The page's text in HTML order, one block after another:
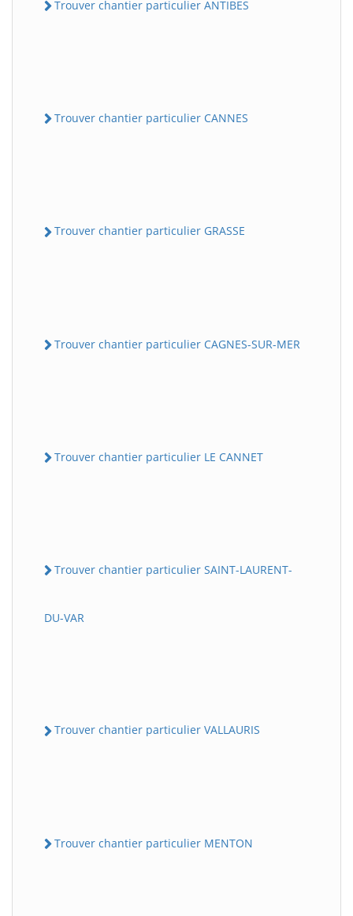
Trouver chantier particulier ANTIBES
Trouver chantier particulier CANNES
Trouver chantier particulier GRASSE
Trouver chantier particulier CAGNES-SUR-MER
Trouver chantier particulier LE CANNET
Trouver chantier particulier SAINT-LAURENT-
DU-VAR
Trouver chantier particulier VALLAURIS
Trouver chantier particulier MENTON